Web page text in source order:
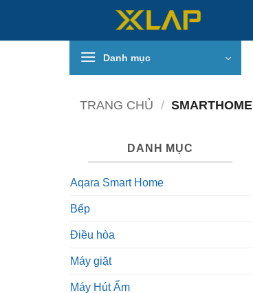
nội
Danh mục
TRANG CHỦ / SMARTHOME
DANH MỤC
Aqara Smart Home
Bếp
Điều hòa
Máy giặt
Máy Hút Ẩm